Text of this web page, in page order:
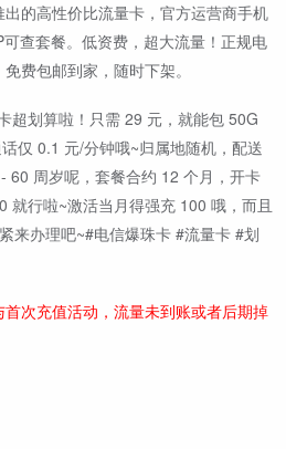
的高性价比流量卡，官方运营商手机
查套餐。低资费，超大流量！正规电
费包邮到家，随时下架。
超划算啦！只需 29 元，就能包 50G
仅 0.1 元/分钟哦~归属地随机，配送
60 周岁呢，套餐合约 12 个月，开卡
就行啦~激活当月得强充 100 哦，而且
来办理吧~#电信爆珠卡 #流量卡 #划
次充值活动，流量未到账或者后期掉